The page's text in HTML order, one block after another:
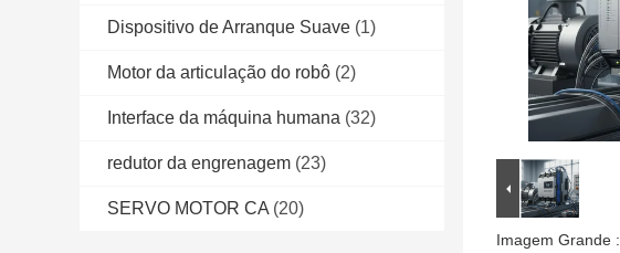
Dispositivo de Arranque Suave (1)
Motor da articulação do robô (2)
Interface da máquina humana (32)
redutor da engrenagem (23)
SERVO MOTOR CA (20)
Imagem Grande :